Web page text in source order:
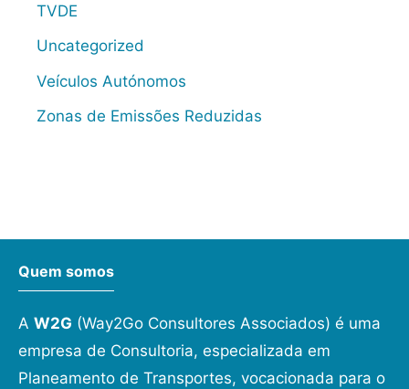
TVDE
Uncategorized
Veículos Autónomos
Zonas de Emissões Reduzidas
Quem somos
A W2G (Way2Go Consultores Associados) é uma
empresa de Consultoria, especializada em
Planeamento de Transportes, vocacionada para o